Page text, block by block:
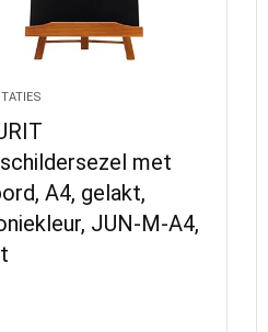
met
A4, gelakt,
JUN-M-A4,